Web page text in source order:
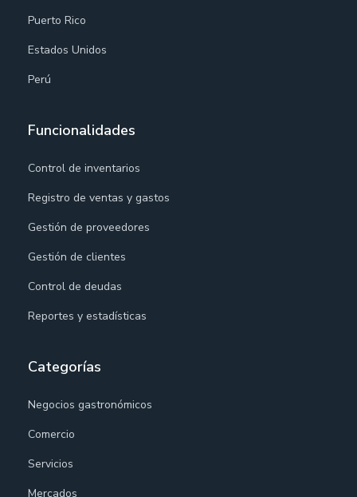
Puerto Rico
Estados Unidos
Perú
Funcionalidades
Control de inventarios
Registro de ventas y gastos
Gestión de proveedores
Gestión de clientes
Control de deudas
Reportes y estadísticas
Categorías
Negocios gastronómicos
Comercio
Servicios
Mercados